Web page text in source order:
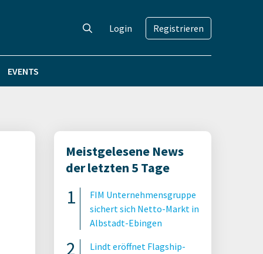
Login Registrieren
EVENTS
Meistgelesene News
der letzten 5 Tage
FIM Unternehmensgruppe
sichert sich Netto-Markt in
Albstadt-Ebingen
Lindt eröffnet Flagship-